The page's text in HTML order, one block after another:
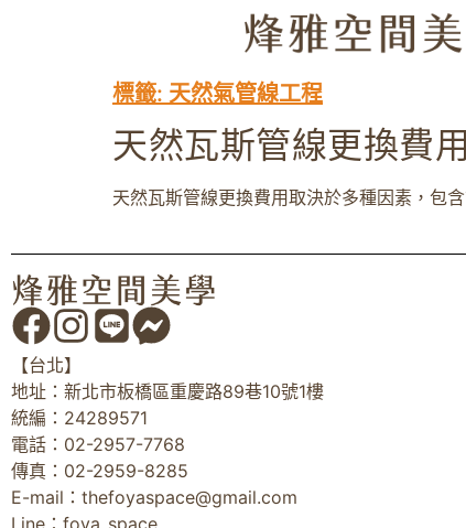
標籤: 天然氣管線工程
天然瓦斯管線更換費
天然瓦斯管線更換費用取決於多種因素，
【台北】
地址：新北市板橋區重慶路89巷10號1樓
統編：24289571
電話：02-2957-7768
傳真：02-2959-8285
E-mail： thefoyaspace@gmail.com